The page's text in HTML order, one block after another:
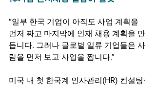
“일부 한국 기업이 아직도 사업 계획을
먼저 짜고 마지막에 인재 채용 계획을 만
듭니다. 그러나 글로벌 일류 기업들은 사
람을 먼저 보고 사업을 짭니다.”
미국 내 첫 한국계 인사관리(HR) 컨설팅·